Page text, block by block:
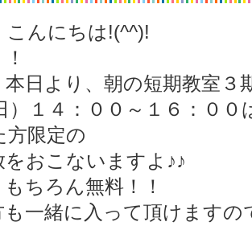
こんにちは!(^^)!
本日より、朝の短期教室３
）１４：００～１６：０
方限定の
をおこないますよ♪♪
ちろん無料！！
も一緒に入って頂けます